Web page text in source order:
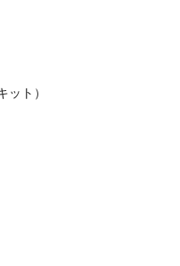
ト）